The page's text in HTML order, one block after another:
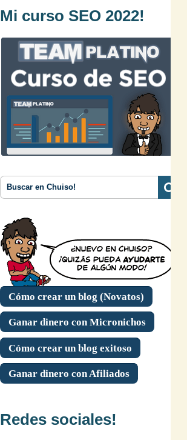
Mi curso SEO 2022!
Cómo crear un blog (Novatos)
Ganar dinero con Micronichos
Cómo crear un blog exitoso
Ganar dinero con Afiliados
Redes sociales!